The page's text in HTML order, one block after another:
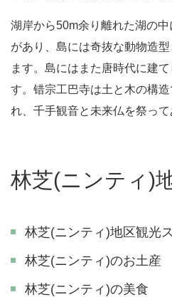
湖岸から50m余り離れた湖の
があり、島には奇抜な動物造
ます。島にはまた唐時代に建
す。错宗工巴寺は土と木の構
れ、千手観音と未来仏を祭って
林芝(ニンティ)
林芝(ニンティ)地区観光
林芝(ニンティ)のお土産
林芝(ニンティ)の美食